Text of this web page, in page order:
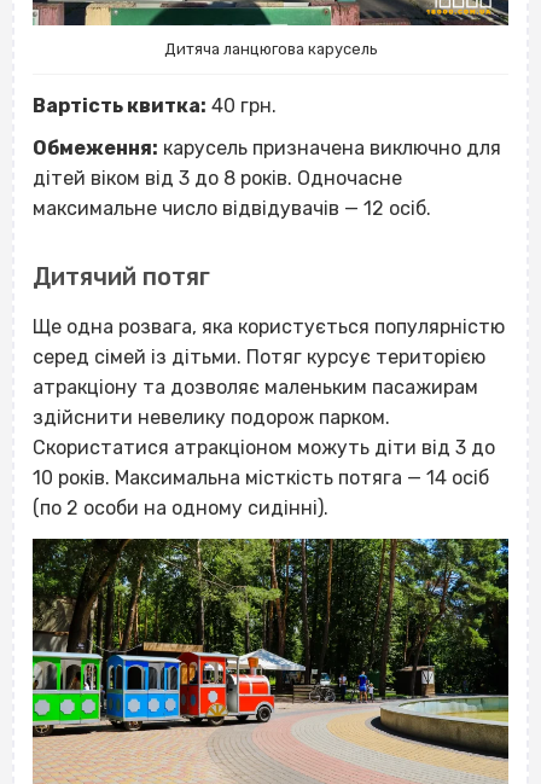
Дитяча ланцюгова карусель
Вартість квитка: 40 грн.
Обмеження: карусель призначена виключно для
дітей віком від 3 до 8 років. Одночасне
максимальне число відвідувачів — 12 осіб.
Дитячий потяг
Ще одна розвага, яка користується популярністю
серед сімей із дітьми. Потяг курсує територією
атракціону та дозволяє маленьким пасажирам
здійснити невелику подорож парком.
Скористатися атракціоном можуть діти від 3 до
10 років. Максимальна місткість потяга — 14 осіб
(по 2 особи на одному сидінні).